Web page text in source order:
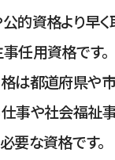
的資格より早
任用資格です。
は都道府県や
事や社会福祉
要な資格です。